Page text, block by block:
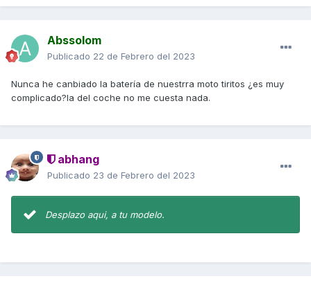
Abssolom
Publicado 22 de Febrero del 2023
Nunca he canbiado la batería de nuestrra moto tiritos ¿es muy
complicado?la del coche no me cuesta nada.
abhang
Publicado 23 de Febrero del 2023
Desplazo aqui, a tu modelo.